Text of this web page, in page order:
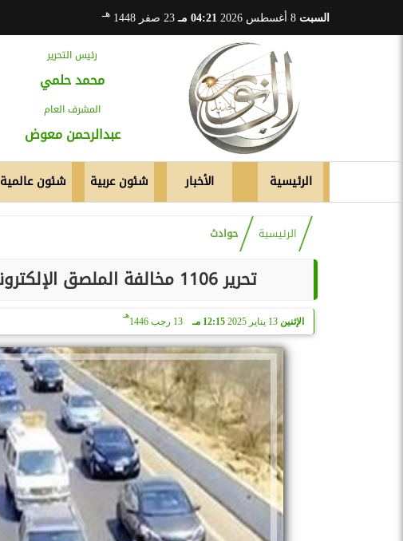
السبت 04:21 مـ 23 صفر 1448 هـ
رئيس التحرير
محمد حلمي
المشرف العام
عبدالرحمن معوض
الرئيسية الأخبار شئون عربية شئون عالمية
الرئيسية حوادث
تحرير 1106 مخالفة الملصق الإلكترونى ورفع 38 سيارة ودراجة نارية متروكة
الإثنين 13 يناير 2025 12:15 مـ 13 رجب 1446
هـ